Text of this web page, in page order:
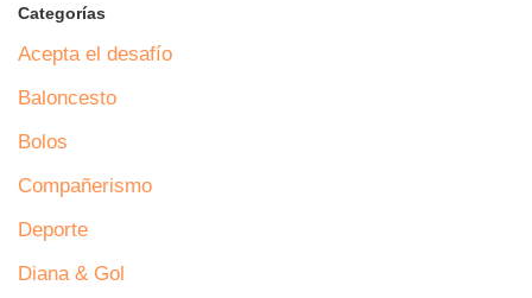
Categorías
Acepta el desafío
Baloncesto
Bolos
Compañerismo
Deporte
Diana & Gol